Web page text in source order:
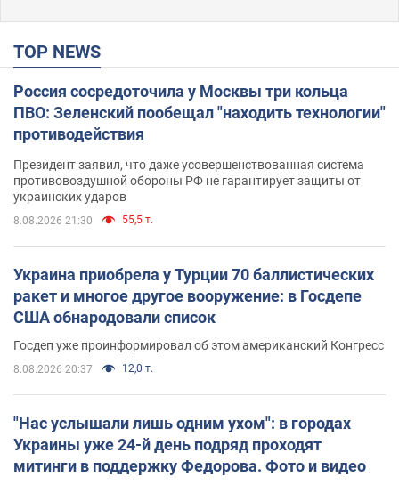
TOP NEWS
Россия сосредоточила у Москвы три кольца
ПВО: Зеленский пообещал "находить технологии"
противодействия
Президент заявил, что даже усовершенствованная система
противовоздушной обороны РФ не гарантирует защиты от
украинских ударов
8.08.2026 21:30 55,5 т.
Украина приобрела у Турции 70 баллистических
ракет и многое другое вооружение: в Госдепе
США обнародовали список
Госдеп уже проинформировал об этом американский Конгресс
8.08.2026 20:37 12,0 т.
"Нас услышали лишь одним ухом": в городах
Украины уже 24-й день подряд проходят
митинги в поддержку Федорова. Фото и видео